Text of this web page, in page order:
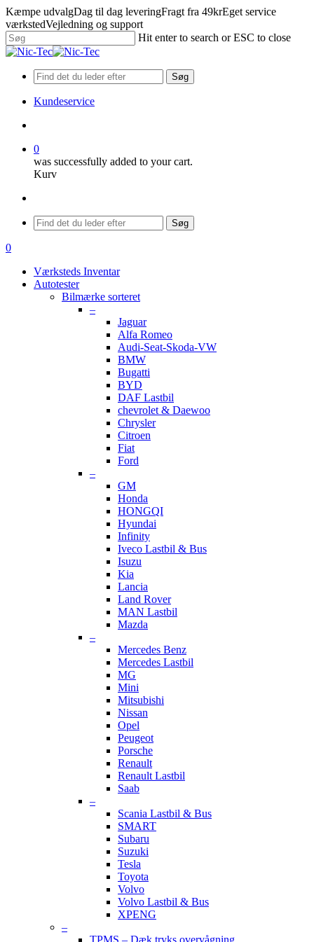
Skip
to
main
content
Kæmpe udvalgDag til dag leveringFragt fra 49krEget service
værkstedVejledning og support
Hit enter to search or ESC to close
Close
Søg
Kundeservice
0
was successfully added to your cart.
Kurv
Menu
Søg
search
0
Værksteds Inventar
Autotester
Bilmærke sorteret
–
Jaguar
Alfa Romeo
Audi-Seat-Skoda-VW
BMW
Bugatti
BYD
DAF Lastbil
chevrolet & Daewoo
Chrysler
Citroen
Fiat
Ford
–
GM
Honda
HONGQI
Hyundai
Infinity
Iveco Lastbil & Bus
Isuzu
Kia
Lancia
Land Rover
MAN Lastbil
Mazda
–
Mercedes Benz
Mercedes Lastbil
MG
Mini
Mitsubishi
Nissan
Opel
Peugeot
Porsche
Renault
Renault Lastbil
Saab
–
Scania Lastbil & Bus
SMART
Subaru
Suzuki
Tesla
Toyota
Volvo
Volvo Lastbil & Bus
XPENG
–
TPMS – Dæk tryks overvågning